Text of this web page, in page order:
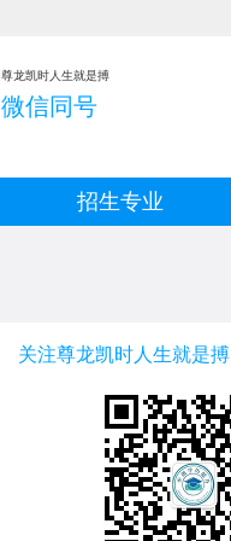
尊龙凯时人生就是搏
微信同号
招生专业
关注尊龙凯时人生就是搏